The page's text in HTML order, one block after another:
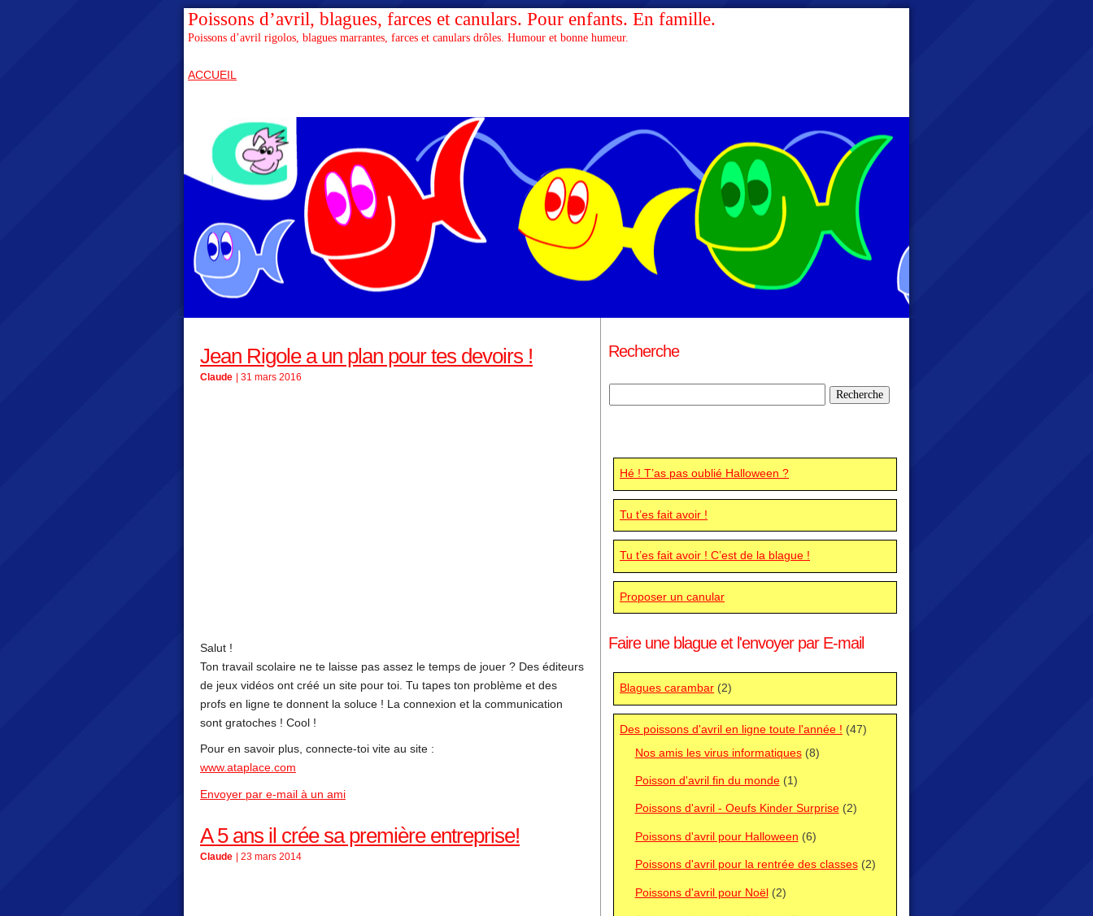
Poissons d’avril, blagues, farces et canulars. Pour enfants. En famille.
Poissons d’avril rigolos, blagues marrantes, farces et canulars drôles. Humour et bonne humeur.
ACCUEIL
Jean Rigole a un plan pour tes devoirs !
Claude | 31 mars 2016
Salut !
Ton travail scolaire ne te laisse pas assez le temps de jouer ? Des éditeurs
de jeux vidéos ont créé un site pour toi. Tu tapes ton problème et des
profs en ligne te donnent la soluce ! La connexion et la communication
sont gratoches ! Cool !
Pour en savoir plus, connecte-toi vite au site :
www.ataplace.com
Envoyer par e-mail à un ami
A 5 ans il crée sa première entreprise!
Claude | 23 mars 2014
Recherche
Hé ! T’as pas oublié Halloween ?
Tu t’es fait avoir !
Tu t’es fait avoir ! C’est de la blague !
Proposer un canular
Faire une blague et l'envoyer par E-mail
Blagues carambar (2)
Des poissons d'avril en ligne toute l'année ! (47)
Nos amis les virus informatiques(8)
Poisson d'avril fin du monde(1)
Poissons d'avril - Oeufs Kinder Surprise(2)
Poissons d'avril pour Halloween (6)
Poissons d'avril pour la rentrée des classes(2)
Poissons d'avril pour Noël (2)